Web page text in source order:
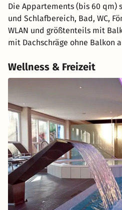
Die Appartements (bis 60 qm)
und Schlafbereich, Bad, WC,
WLAN und größtenteils mit
mit Dachschräge ohne Balkon
Wellness & Freizeit